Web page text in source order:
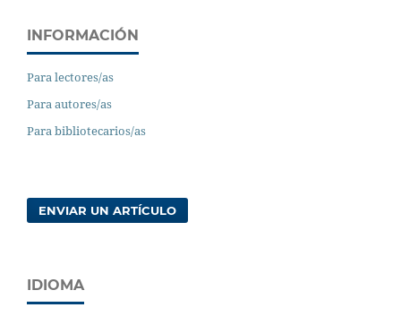
INFORMACIÓN
Para lectores/as
Para autores/as
Para bibliotecarios/as
ENVIAR UN ARTÍCULO
IDIOMA